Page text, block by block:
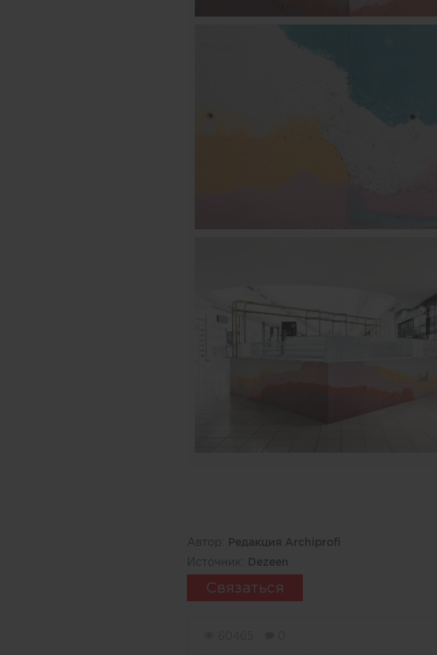
Автор: Редакция Archiprofi
Источник:
Dezeen
Связаться